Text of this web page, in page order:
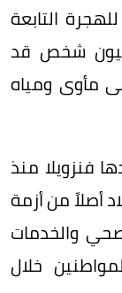
التابعة
من أن نحو 6.76 مليون شخص قد
مأوى ومياه
فنزويلا منذ
أصلاً من أزمة
والخدمات
خلال